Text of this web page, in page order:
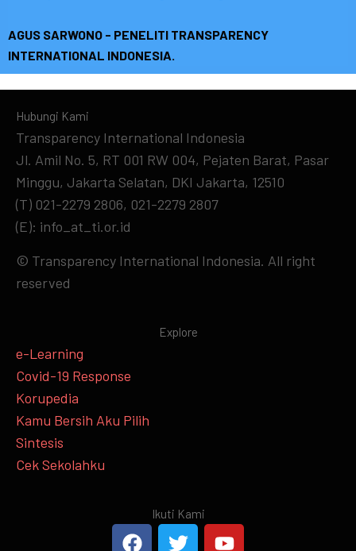
AGUS SARWONO - PENELITI TRANSPARENCY
INTERNATIONAL INDONESIA.
Hubungi Kami
Transparency International Indonesia
Jl. Amil No. 5, RT 001 RW 004, Pejaten Barat, Pasar
Minggu, Jakarta Selatan, DKI Jakarta, 12510
(T) 021-2279 2806, 021-2279 2807
(E): info_at_ti.or.id
© Transparency International Indonesia. All right
reserved
Explore
e-Learning
Covid-19 Response
Korupedia
Kamu Bersih Aku Pilih
Sintesis
Cek Sekolahku
Ikuti Kami